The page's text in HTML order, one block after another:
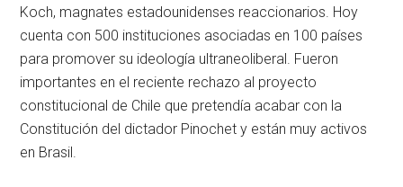
Koch, magnates estadounidenses reaccionarios. Hoy
cuenta con 500 instituciones asociadas en 100 países
para promover su ideología ultraneoliberal. Fueron
importantes en el reciente rechazo al proyecto
constitucional de Chile que pretendía acabar con la
Constitución del dictador Pinochet y están muy activos
en Brasil.